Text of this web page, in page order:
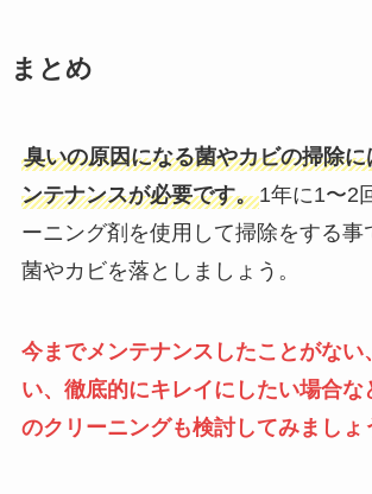
まとめ
臭いの原因になる菌やカビの掃除
ンテナンスが必要です。1年に1〜2
ーニング剤を使用して掃除をする事
菌やカビを落としましょう。
今までメンテナンスしたことがない
い、徹底的にキレイにしたい場合な
のクリーニングも検討してみましょ